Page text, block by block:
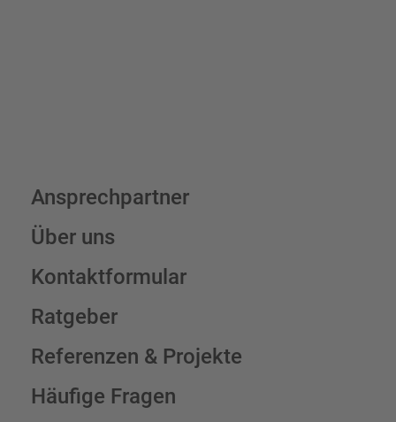
Ansprechpartner
Über uns
Kontaktformular
Ratgeber
Referenzen & Projekte
Häufige Fragen